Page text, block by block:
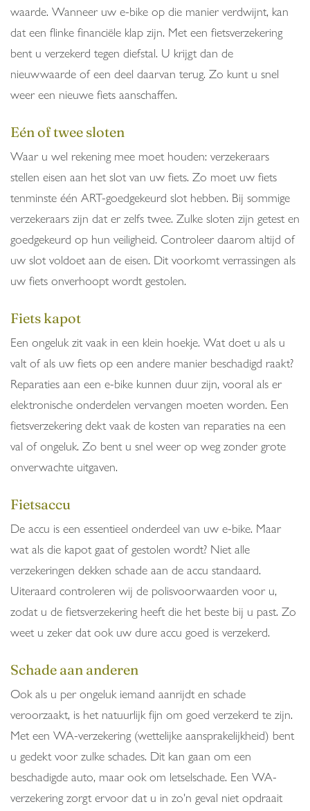
waarde. Wanneer uw e-bike op die manier verdwijnt, kan
dat een flinke financiële klap zijn. Met een fietsverzekering
bent u verzekerd tegen diefstal. U krijgt dan de
nieuwwaarde of een deel daarvan terug. Zo kunt u snel
weer een nieuwe fiets aanschaffen.
Eén of twee sloten
Waar u wel rekening mee moet houden: verzekeraars
stellen eisen aan het slot van uw fiets. Zo moet uw fiets
tenminste één ART-goedgekeurd slot hebben. Bij sommige
verzekeraars zijn dat er zelfs twee. Zulke sloten zijn getest en
goedgekeurd op hun veiligheid. Controleer daarom altijd of
uw slot voldoet aan de eisen. Dit voorkomt verrassingen als
uw fiets onverhoopt wordt gestolen.
Fiets kapot
Een ongeluk zit vaak in een klein hoekje. Wat doet u als u
valt of als uw fiets op een andere manier beschadigd raakt?
Reparaties aan een e-bike kunnen duur zijn, vooral als er
elektronische onderdelen vervangen moeten worden. Een
fietsverzekering dekt vaak de kosten van reparaties na een
val of ongeluk. Zo bent u snel weer op weg zonder grote
onverwachte uitgaven.
Fietsaccu
De accu is een essentieel onderdeel van uw e-bike. Maar
wat als die kapot gaat of gestolen wordt? Niet alle
verzekeringen dekken schade aan de accu standaard.
Uiteraard controleren wij de polisvoorwaarden voor u,
zodat u de fietsverzekering heeft die het beste bij u past. Zo
weet u zeker dat ook uw dure accu goed is verzekerd.
Schade aan anderen
Ook als u per ongeluk iemand aanrijdt en schade
veroorzaakt, is het natuurlijk fijn om goed verzekerd te zijn.
Met een WA-verzekering (wettelijke aansprakelijkheid) bent
u gedekt voor zulke schades. Dit kan gaan om een
beschadigde auto, maar ook om letselschade. Een WA-
verzekering zorgt ervoor dat u in zo'n geval niet opdraait